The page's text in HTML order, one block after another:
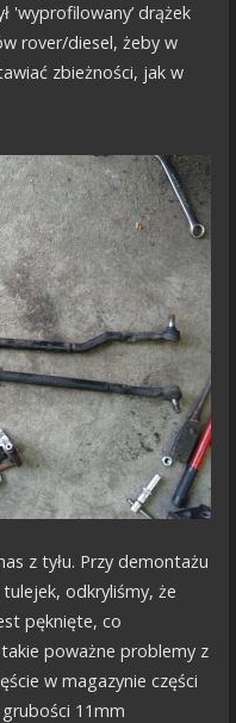
'wyprofilowany’ drążek
rover/diesel, żeby w
zbieżności, jak w
z tyłu. Przy demontażu
odkryliśmy, że
pęknięte, co
poważne problemy z
w magazynie części
11mm